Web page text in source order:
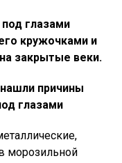
глазами
кружочками и
закрытые веки.
причины
глазами
морозильной